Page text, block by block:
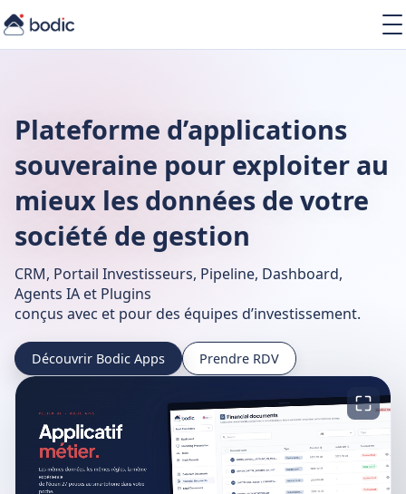
À propos
Ressources
FR
Plateforme d’applications
souveraine pour exploiter au
mieux les données de votre
société de gestion
CRM, Portail Investisseurs, Pipeline, Dashboard,
Agents IA et Plugins
conçus avec et pour des équipes d’investissement.
Découvrir Bodic Apps Prendre RDV